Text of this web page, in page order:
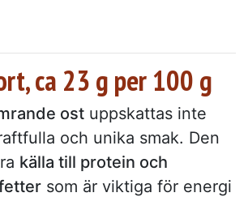
ca 23 g per 100 g
ost uppskattas inte
och unika smak. Den
källa till protein och
som är viktiga för energi